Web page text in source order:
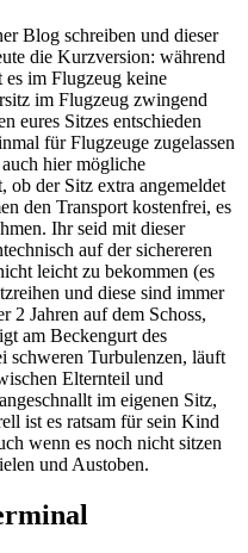
Blog schreiben und dieser
die Kurzversion: während
im Flugzeug keine
im Flugzeug zwingend
eures Sitzes entschieden
für Flugzeuge zugelassen
hier mögliche
ob der Sitz extra angemeldet
den Transport kostenfrei, es
Ihr seid mit dieser
auf der sichereren
leicht zu bekommen (es
und diese sind immer
2 Jahren auf dem Schoss,
am Beckengurt des
schweren Turbulenzen, läuft
Elternteil und
im eigenen Sitz,
ist es ratsam für sein Kind
wenn es noch nicht sitzen
und Austoben.